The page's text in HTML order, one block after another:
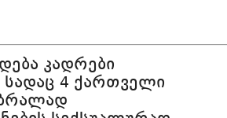
კადრები
4 ქართველი
ბრალად